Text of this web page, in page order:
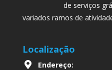
de serviços
variados ramos de
Localização
Endereço: